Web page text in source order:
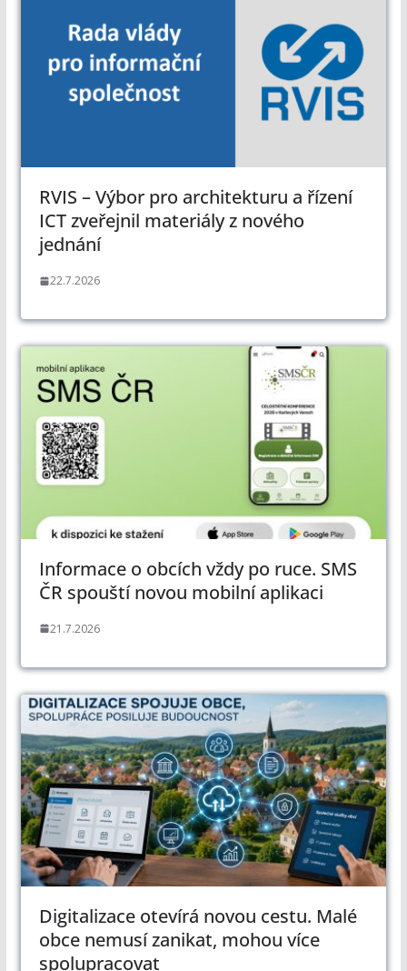
RVIS – Výbor pro architekturu a řízení
ICT zveřejnil materiály z nového
jednání
22.7.2026
Informace o obcích vždy po ruce. SMS
ČR spouští novou mobilní aplikaci
21.7.2026
Digitalizace otevírá novou cestu. Malé
obce nemusí zanikat, mohou více
spolupracovat